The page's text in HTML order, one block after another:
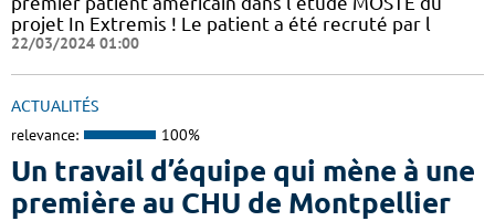
projet In Extremis ! Le patient a été recruté par l
22/03/2024 01:00
ACTUALITÉS
relevance: 100%
Un travail d’équipe qui mène à une
première au CHU de Montpellier